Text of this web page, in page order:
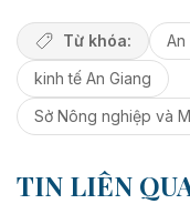
Từ khóa: An
kinh tế An Giang
Sở Nông nghiệp và
TIN LIÊN